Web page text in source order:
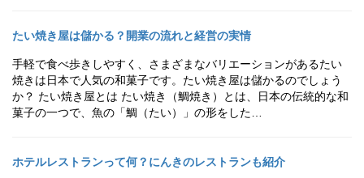
たい焼き屋は儲かる？開業の流れと経営の実情
手軽で食べ歩きしやすく、さまざまなバリエーションがあるたい
焼きは日本で人気の和菓子です。たい焼き屋は儲かるのでしょう
か？ たい焼き屋とは たい焼き（鯛焼き）とは、日本の伝統的な和
菓子の一つで、魚の「鯛（たい）」の形をした…
ホテルレストランって何？にんきのレストランも紹介